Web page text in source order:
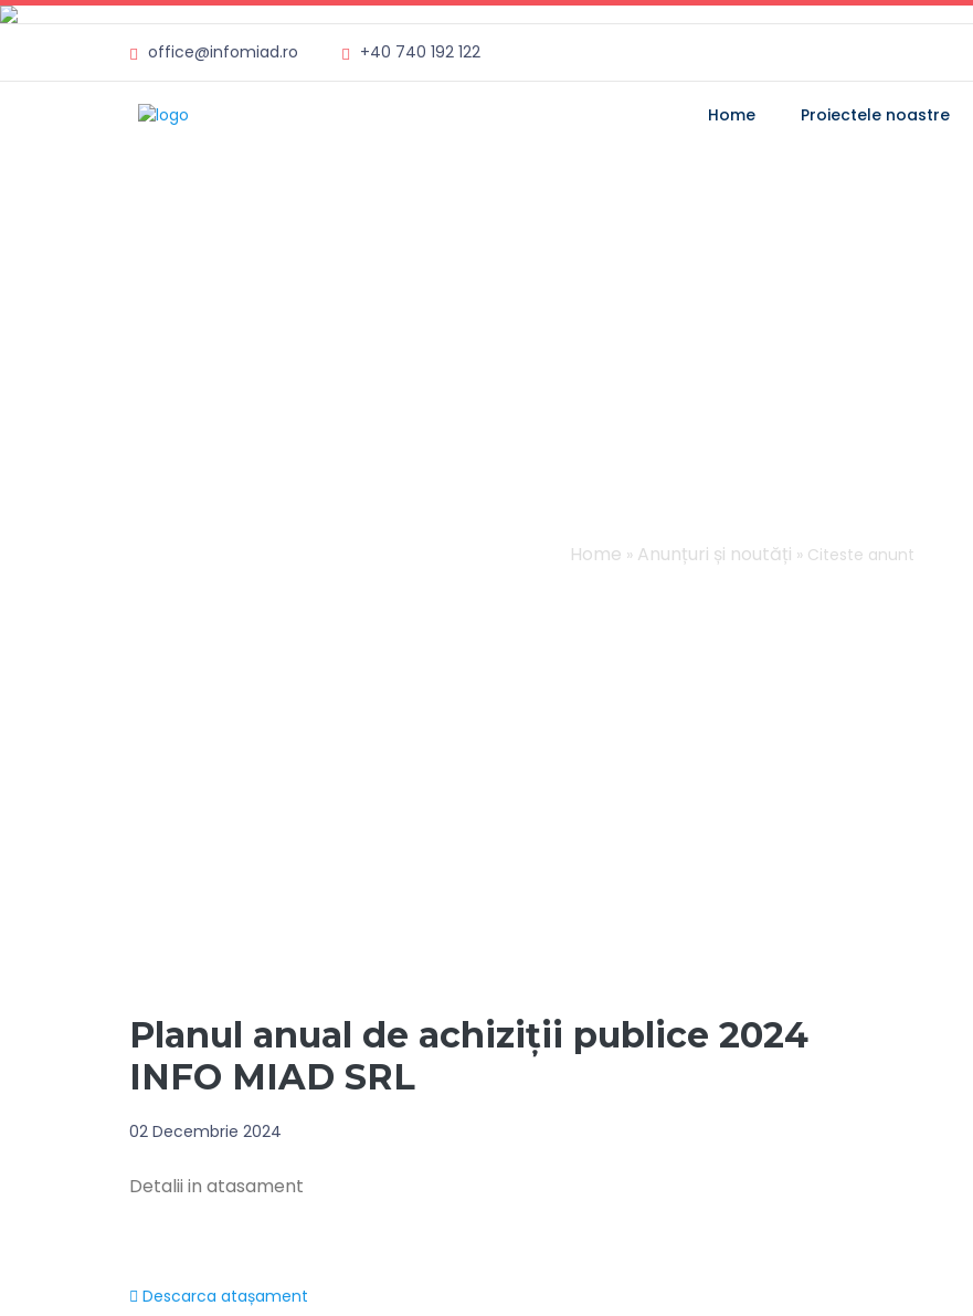
office@infomiad.ro +40 740 192 122
Home Proiectele noastre
Home » Anunțuri și noutăți » Citeste anunt
Planul anual de achiziții publice 2024
INFO MIAD SRL
02 Decembrie 2024
Detalii in atasament
Descarca atașament